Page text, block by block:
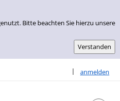
Bitte beachten Sie hierzu unsere
| anmelden
Sprache